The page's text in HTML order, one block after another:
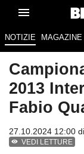
NOTIZIE MAGAZINE
2013
Fabio
27.10.2024 12:00 di
VEDI LETTURE